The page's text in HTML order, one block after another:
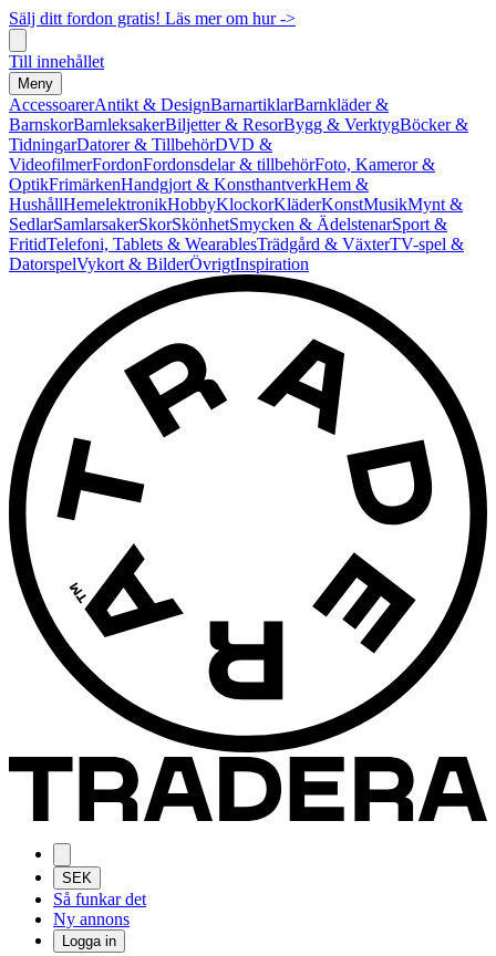
Sälj ditt fordon gratis! Läs mer om hur ->
Till innehållet
Meny
AccessoarerAntikt & DesignBarnartiklarBarnkläder &
BarnskorBarnleksakerBiljetter & ResorBygg & VerktygBöcker &
TidningarDatorer & TillbehörDVD &
VideofilmerFordonFordonsdelar & tillbehörFoto, Kameror &
OptikFrimärkenHandgjort & KonsthantverkHem &
HushållHemelektronikHobbyKlockorKläderKonstMusikMynt &
SedlarSamlarsakerSkorSkönhetSmycken & ÄdelstenarSport &
FritidTelefoni, Tablets & WearablesTrädgård & VäxterTV-spel &
DatorspelVykort & BilderÖvrigtInspiration
SEK
Så funkar det
Ny annons
Logga in